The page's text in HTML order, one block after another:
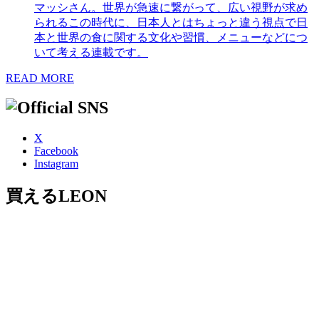
マッシさん。世界が急速に繋がって、広い視野が求め
られるこの時代に、日本人とはちょっと違う視点で日
本と世界の食に関する文化や習慣、メニューなどにつ
いて考える連載です。
READ MORE
X
Facebook
Instagram
買えるLEON